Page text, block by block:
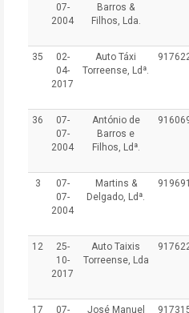
07-
2004
Barros &
Filhos, Lda.
35
02-
04-
2017
Auto Táxi
Torreense, Ldª.
36
07-
07-
2004
António de
Barros e
Filhos, Ldª.
3
07-
07-
2004
Martins &
Delgado, Ldª.
12
25-
10-
2017
Auto Taixis
Torreense, Lda
17
07- José Manuel